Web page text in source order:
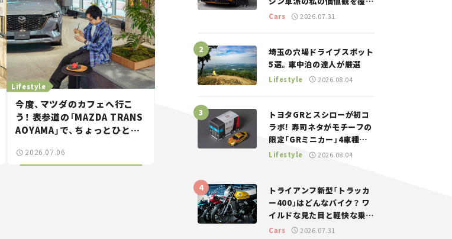
Lifestyle
今度、マツダのカフェへ行こ
う！ 表参道の「MAZDA TRANS
AOYAMA」で、ちょっとひと
どうする？＜第13回＞
2026.07.06
た、新しいポルシェの走り。
Cars 2026.07.31
埼玉の穴場ドライブスポット
5選。車中泊の達人が厳選
Lifestyle 2026.08.04
トヨタGRとスシローが初コ
ラボ！ 寿司ネタがモチーフの
限定「GRミニカー」4車種が
登場。入手方法は？【クルマ
Lifestyle 2026.08.04
トライアンフ新型「トラッカ
ー400」はどんなバイク？ ワ
イルドな見た目と軽快な乗り
味を両立した400ccフラット
Cars 2026.07.31